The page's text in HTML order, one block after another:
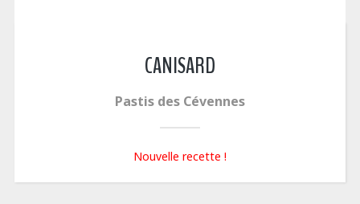
CANISARD
Pastis des Cévennes
Nouvelle recette !